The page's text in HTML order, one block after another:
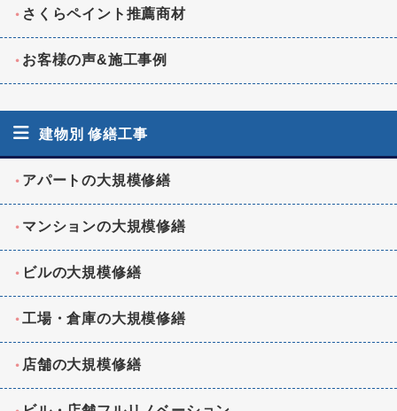
さくらペイント推薦商材
お客様の声&施工事例
建物別 修繕工事
アパートの大規模修繕
マンションの大規模修繕
ビルの大規模修繕
工場・倉庫の大規模修繕
店舗の大規模修繕